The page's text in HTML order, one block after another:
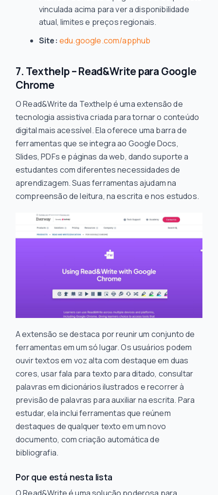
vinculada acima para ver a disponibilidade
atual, limites e preços regionais.
Site: edu.google.com/apphub
7. Texthelp – Read&Write para Google
Chrome
O Read&Write da Texthelp é uma extensão de
tecnologia assistiva criada para tornar o conteúdo
digital mais acessível. Ela oferece uma barra de
ferramentas que se integra ao Google Docs,
Slides, PDFs e páginas da web, dando suporte a
estudantes com diferentes necessidades de
aprendizagem. Suas ferramentas ajudam na
compreensão de leitura, na escrita e nos estudos.
A extensão se destaca por reunir um conjunto de
ferramentas em um só lugar. Os usuários podem
ouvir textos em voz alta com destaque em duas
cores, usar fala para texto para ditado, consultar
palavras em dicionários ilustrados e recorrer à
previsão de palavras para auxiliar na escrita. Para
estudar, ela inclui ferramentas que reúnem
destaques de qualquer texto em um novo
documento, com criação automática de
bibliografia.
Por que está nesta lista